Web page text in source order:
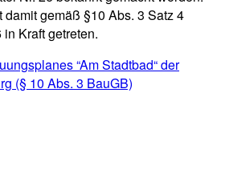
gemäß §10 Abs. 3 Satz 4
Kraft getreten.
“Am Stadtbad“ der
(§ 10 Abs. 3 BauGB)